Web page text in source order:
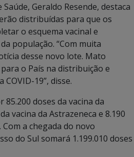
Geraldo Resende, destaca
distribuídas para que os
o esquema vacinal e
população. “Com muita
desse novo lote. Mato
o País na distribuição e
19”, disse.
85.200 doses da vacina da
vacina da Astrazeneca e 8.190
a chegada do novo
do Sul somará 1.199.010 doses